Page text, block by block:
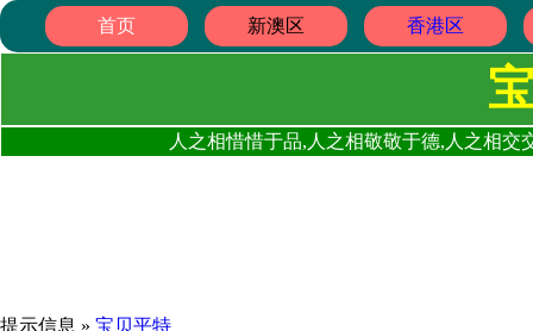
首页 新澳区 香港区
人之相惜惜于品,人之相敬敬于德,人之相
提示信息 » 宝贝平特